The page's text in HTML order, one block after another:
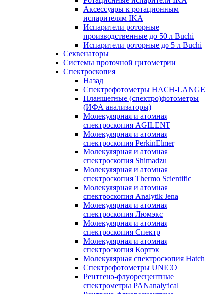
Аксессуары к ротационным
испарителям IKA
Испарители роторные
производственные до 50 л Buchi
Испарители роторные до 5 л Buchi
Секвенаторы
Системы проточной цитометрии
Спектроскопия
Назад
Спектрофотометры HACH-LANGE
Планшетные (спектро)фотометры
(ИФА анализаторы)
Молекулярная и атомная
спектроскопия AGILENT
Молекулярная и атомная
спектроскопия PerkinElmer
Молекулярная и атомная
спектроскопия Shimadzu
Молекулярная и атомная
спектроскопия Thermo Scientific
Молекулярная и атомная
спектроскопия Analytik Jena
Молекулярная и атомная
спектроскопия Люмэкс
Молекулярная и атомная
спектроскопия Спектр
Молекулярная и атомная
спектроскопия Кортэк
Молекулярная спектроскопия Hatch
Спектрофотометры UNICO
Рентгено-флуоресцентные
спектрометры PANanalytical